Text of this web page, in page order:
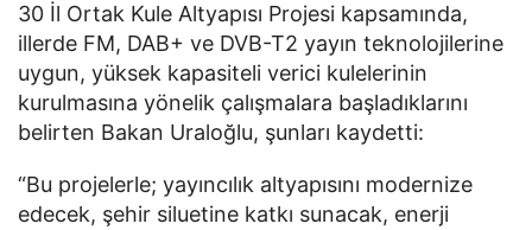
30 İl Ortak Kule Altyapısı Projesi kapsamında,
illerde FM, DAB+ ve DVB-T2 yayın teknolojilerine
uygun, yüksek kapasiteli verici kulelerinin
kurulmasına yönelik çalışmalara başladıklarını
belirten Bakan Uraloğlu, şunları kaydetti:
“Bu projelerle; yayıncılık altyapısını modernize
edecek, şehir siluetine katkı sunacak, enerji